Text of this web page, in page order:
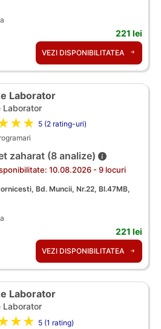
221 lei
VEZI DISPONIBILITATEA
Laborator
Laborator
5 (2 rating-uri)
zaharat (8 analize)
10.08.2026 - 9 locuri
Bd. Muncii, Nr.22, Bl.47MB,
221 lei
VEZI DISPONIBILITATEA
Laborator
Laborator
5 (1 rating)